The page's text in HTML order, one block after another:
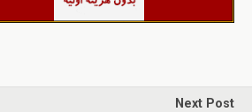
Next Post